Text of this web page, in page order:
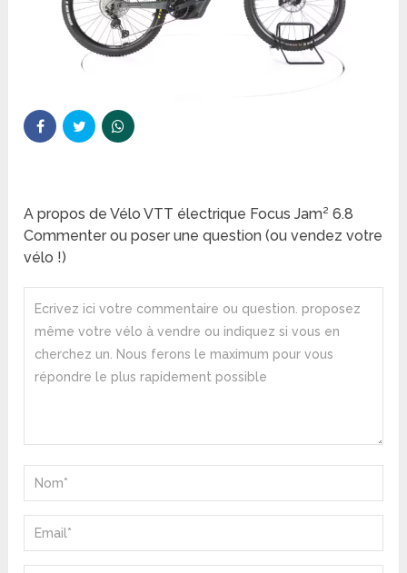
A propos de Vélo VTT électrique Focus Jam² 6.8
Commenter ou poser une question (ou vendez votre
vélo !)